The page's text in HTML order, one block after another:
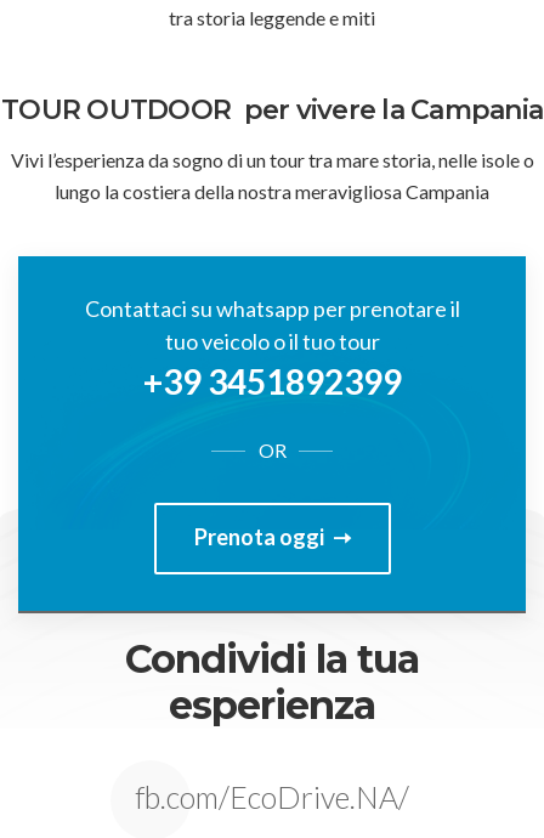
tra storia leggende e miti
TOUR OUTDOOR per vivere la Campania
Vivi l’esperienza da sogno di un tour tra mare storia, nelle isole o
lungo la costiera della nostra meravigliosa Campania
Contattaci su whatsapp per prenotare il
tuo veicolo o il tuo tour
+39 3451892399
OR
Prenota oggi
Condividi la tua
esperienza
fb.com/EcoDrive.NA/